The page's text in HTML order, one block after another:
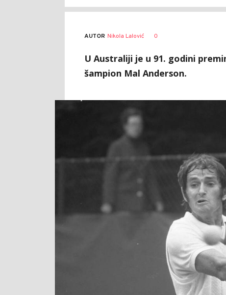
AUTOR Nikola Lalović 0
U Australiji je u 91. godini
šampion Mal Anderson.